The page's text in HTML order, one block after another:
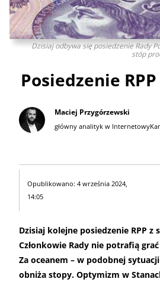
Dzisiaj odbywa się posiedzenie Rady
stóp
Posiedzenie
Maciej Przygórzewski
główny analityk w
Opublikowano: 4 września 2024,
14:05
Dzisiaj kolejne posiedzenie RPP z
Członkowie Rady nie potrafią
Za oceanem – w podobnej
obniża stopy. Optymizm w